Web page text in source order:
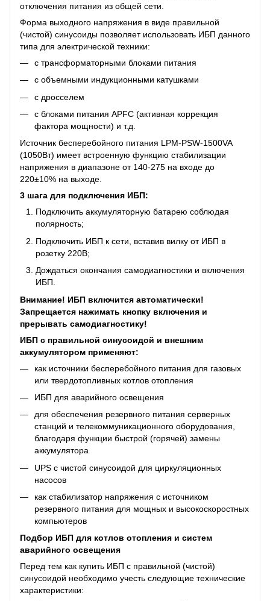
отключения питания из общей сети.
Форма выходного напряжения в виде правильной
(чистой) синусоиды позволяет использовать ИБП данного
типа для электрической техники:
с трансформаторными блоками питания
с объемными индукционными катушками
с дросселем
с блоками питания APFC (активная коррекция
фактора мощности) и т.д.
Источник бесперебойного питания LPM-PSW-1500VA
(1050Вт) имеет встроенную функцию стабилизации
напряжения в диапазоне от 140-275 на входе до
220±10% на выходе.
3 шага для подключения ИБП:
Подключить аккумуляторную батарею соблюдая
полярность;
Подключить ИБП к сети, вставив вилку от ИБП в
розетку 220В;
Дождаться окончания самодиагностики и включения
ИБП.
Внимание! ИБП включится автоматически!
Запрещается нажимать кнопку включения и
прерывать самодиагностику!
ИБП с правильной синусоидой и внешним
аккумулятором применяют:
как источники бесперебойного питания для газовых
или твердотопливных котлов отопления
ИБП для аварийного освещения
для обеспечения резервного питания серверных
станций и телекоммуникационного оборудования,
благодаря функции быстрой (горячей) замены
аккумулятора
UPS с чистой синусоидой для циркуляционных
насосов
как стабилизатор напряжения с источником
резервного питания для мощных и высокоскоростных
компьютеров
Подбор ИБП для котлов отопления и систем
аварийного освещения
Перед тем как купить ИБП с правильной (чистой)
синусоидой необходимо учесть следующие технические
характеристики: